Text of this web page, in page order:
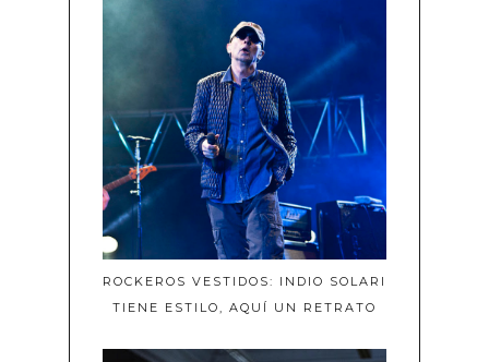
ROCKEROS VESTIDOS: INDIO SOLARI
TIENE ESTILO, AQUÍ UN RETRATO